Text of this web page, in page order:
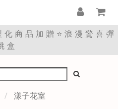
商品加贈⭐浪漫驚喜彈
盒
漾子花室